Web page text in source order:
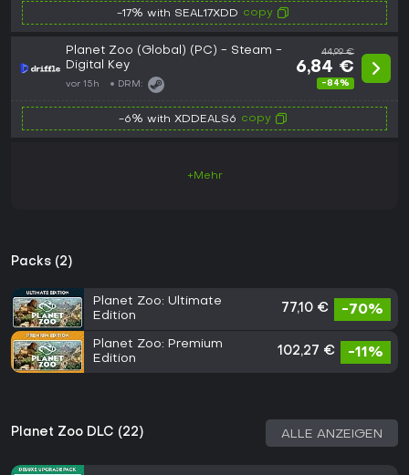
-17% with SEAL17XDD copy
Planet Zoo (Global) (PC) - Steam -
Digital Key
vor 15h DRM:
44,99 €
6,84 €
-84%
-6% with XDDEALS6 copy
+Mehr
Packs (2)
Planet Zoo: Ultimate
Edition
77,10 € -70%
Planet Zoo: Premium
Edition
102,27 € -11%
Planet Zoo DLC (22) ALLE ANZEIGEN